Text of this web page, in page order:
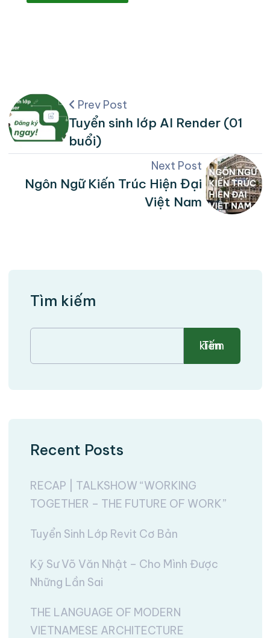
Prev Post
Tuyển sinh lớp AI Render (01
buổi)
Next Post
Ngôn Ngữ Kiến Trúc Hiện Đại
Việt Nam
Tìm kiếm
Tìm kiếm
Recent Posts
RECAP | TALKSHOW “WORKING
TOGETHER – THE FUTURE OF WORK”
Tuyển Sinh Lớp Revit Cơ Bản
Kỹ Sư Võ Văn Nhật – Cho Mình Được
Những Lần Sai
THE LANGUAGE OF MODERN
VIETNAMESE ARCHITECTURE